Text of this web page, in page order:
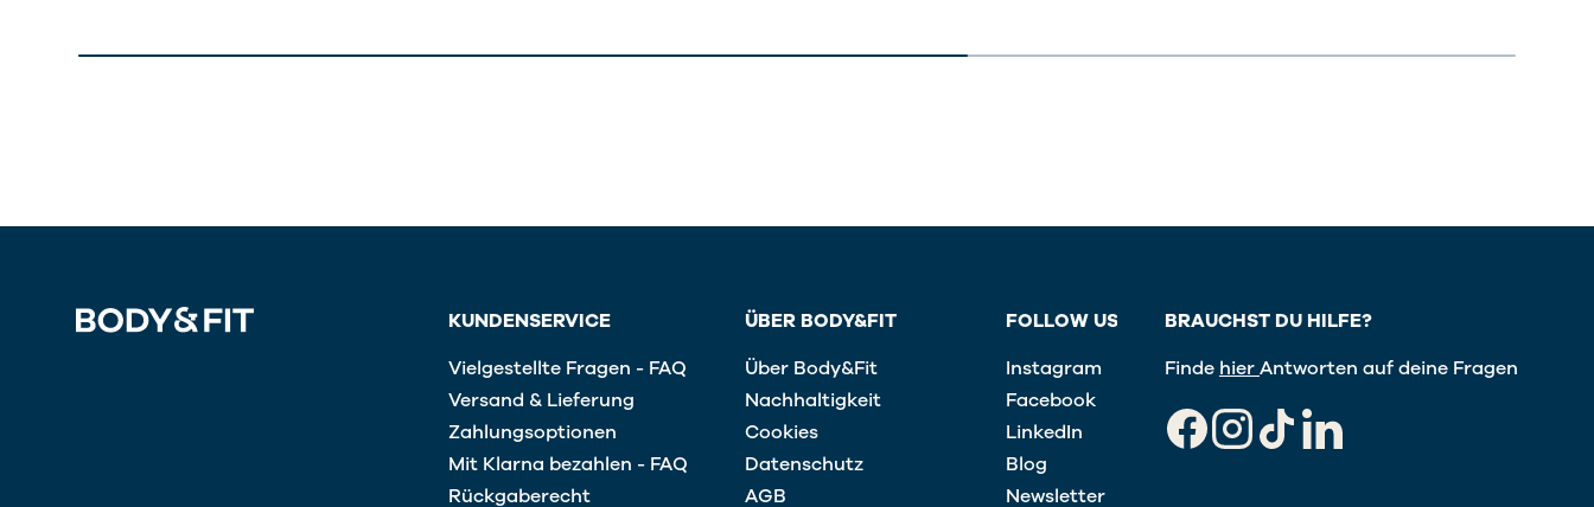
KUNDENSERVICE
Vielgestellte Fragen - FAQ
Versand & Lieferung
Zahlungsoptionen
Mit Klarna bezahlen - FAQ
Rückgaberecht
ÜBER BODY&FIT
Über Body&Fit
Nachhaltigkeit
Cookies
Datenschutz
AGB
FOLLOW US
Instagram
Facebook
LinkedIn
Blog
Newsletter
BRAUCHST DU HILFE?
Finde hierAntworten auf deine Fragen
FacebookInstagram
TikTokLinkedIn